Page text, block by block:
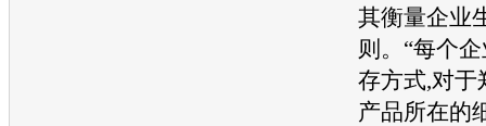
其衡量企业
则。“每个
存方式,对于
产品所在的